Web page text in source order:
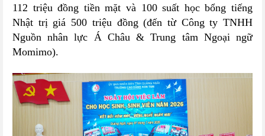
112 triệu đồng tiền mặt và 100 suất học bổng tiếng
Nhật trị giá 500 triệu đồng (đến từ Công ty TNHH
Nguồn nhân lực Á Châu& Trung tâm Ngoại ngữ
Momimo).